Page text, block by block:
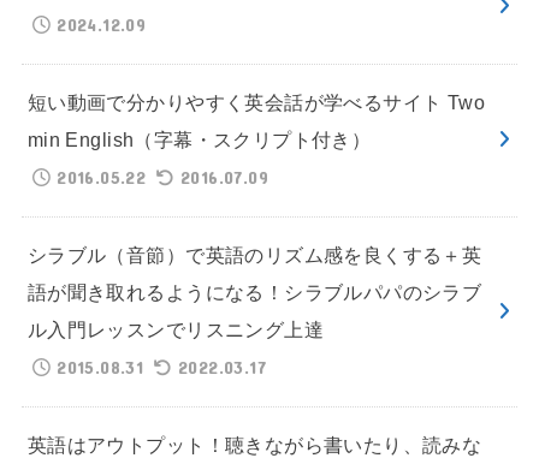
2024.12.09
短い動画で分かりやすく英会話が学べるサイト Two
min English（字幕・スクリプト付き）
2016.05.22
2016.07.09
シラブル（音節）で英語のリズム感を良くする＋英
語が聞き取れるようになる！シラブルパパのシラブ
ル入門レッスンでリスニング上達
2015.08.31
2022.03.17
英語はアウトプット！聴きながら書いたり、読みな